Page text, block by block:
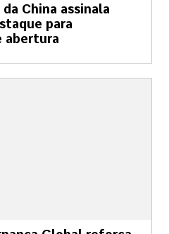
China assinala
para
abertura